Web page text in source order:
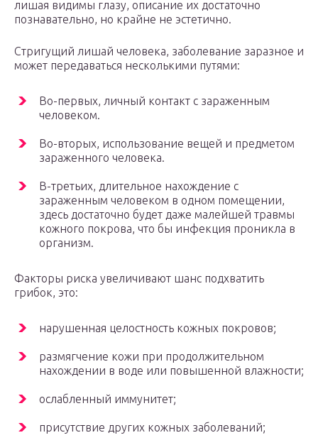
лишая видимы глазу, описание их достаточно
познавательно, но крайне не эстетично.
Стригущий лишай человека, заболевание заразное и
может передаваться несколькими путями:
Во-первых, личный контакт с зараженным
человеком.
Во-вторых, использование вещей и предметом
зараженного человека.
В-третьих, длительное нахождение с
зараженным человеком в одном помещении,
здесь достаточно будет даже малейшей травмы
кожного покрова, что бы инфекция проникла в
организм.
Факторы риска увеличивают шанс подхватить
грибок, это:
нарушенная целостность кожных покровов;
размягчение кожи при продолжительном
нахождении в воде или повышенной влажности;
ослабленный иммунитет;
присутствие других кожных заболеваний;